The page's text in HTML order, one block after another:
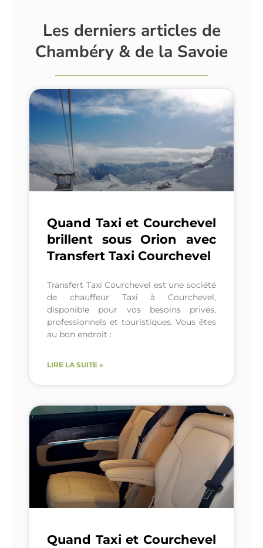
Les derniers articles de
Chambéry & de la Savoie
Quand Taxi et Courchevel
brillent sous Orion avec
Transfert Taxi Courchevel
Transfert Taxi Courchevel est une société
de chauffeur Taxi à Courchevel,
disponible pour vos besoins privés,
professionnels et touristiques. Vous êtes
au bon endroit :
LIRE LA SUITE »
Quand Taxi et Courchevel